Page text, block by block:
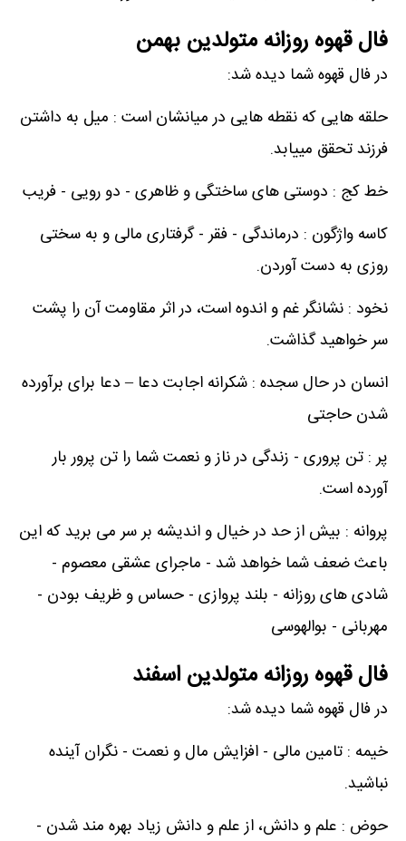
فال قهوه روزانه متولدین بهمن
در فال قهوه شما دیده شد:
حلقه هایی که نقطه هایی در میانشان است : میل به داشتن
فرزند تحقق مییابد.
خط کج : دوستی های ساختگی و ظاهری - دو رویی - فریب
کاسه واژگون : درماندگی - فقر - گرفتاری مالی و به سختی
روزی به دست آوردن.
نخود : نشانگر غم و اندوه است، در اثر مقاومت آن را پشت
سر خواهید گذاشت.
انسان در حال سجده : شکرانه اجابت دعا – دعا برای برآورده
شدن حاجتی
پر : تن پروری - زندگی در ناز و نعمت شما را تن پرور بار
آورده است.
پروانه : بیش از حد در خیال و اندیشه بر سر می برید که این
باعث ضعف شما خواهد شد - ماجرای عشقی معصوم -
شادی های روزانه - بلند پروازی - حساس و ظریف بودن -
مهربانی - بوالهوسی
فال قهوه روزانه متولدین اسفند
در فال قهوه شما دیده شد:
خیمه : تامین مالی - افزایش مال و نعمت - نگران آینده
نباشید.
حوض : علم و دانش، از علم و دانش زیاد بهره مند شدن -